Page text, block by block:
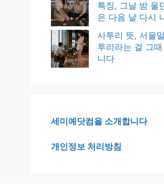
특징, 그날 밤 울
은 다음 날 다시
사투리 뜻, 서울
투리라는 걸 그
니다
세미예닷컴을 소개합니다
개인정보 처리방침